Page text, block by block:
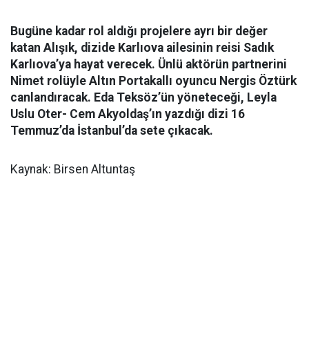
Bugüne kadar rol aldığı projelere ayrı bir değer
katan Alışık, dizide Karlıova ailesinin reisi Sadık
Karlıova’ya hayat verecek. Ünlü aktörün partnerini
Nimet rolüyle Altın Portakallı oyuncu Nergis Öztürk
canlandıracak. Eda Teksöz’ün yöneteceği, Leyla
Uslu Oter- Cem Akyoldaş’ın yazdığı dizi 16
Temmuz’da İstanbul’da sete çıkacak.
Kaynak: Birsen Altuntaş